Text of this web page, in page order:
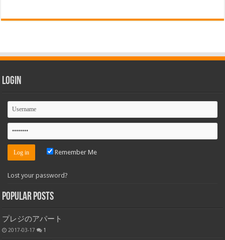
Login
Remember Me
Lost your password?
Popular Posts
プレジのアパート
2017-03-17 1